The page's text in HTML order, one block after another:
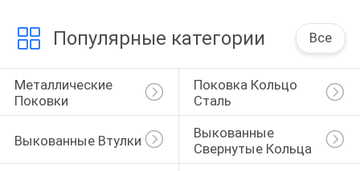
Популярные категории Все
Металлические
Поковки
Поковка Кольцо
Сталь
Выкованные Втулки
Выкованные
Свернутые Кольца